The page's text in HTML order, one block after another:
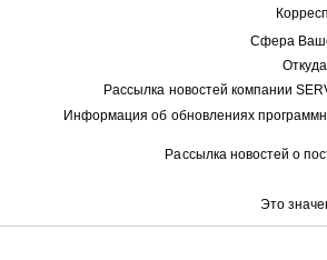
Сфера
Рассылка новостей компании
Информация об обновлениях
Рассылка новостей о
Это